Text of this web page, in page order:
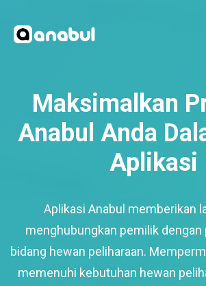
Maksimalkan
Anabul Anda
Aplikasi
Aplikasi Anabul memberikan
menghubungkan pemilik dengan
bidang hewan peliharaan.
memenuhi kebutuhan hewan